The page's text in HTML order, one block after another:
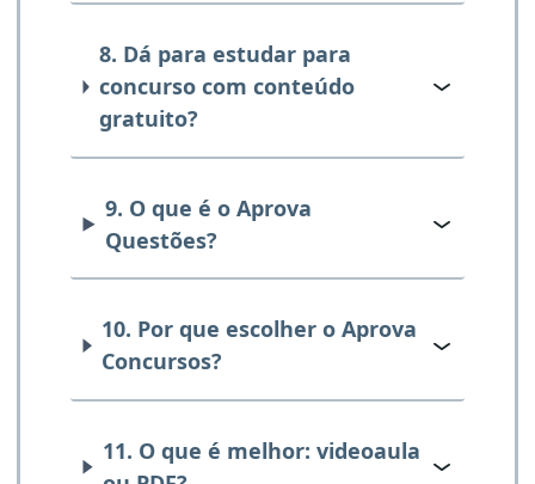
8. Dá para estudar para
concurso com conteúdo
gratuito?
9. O que é o Aprova
Questões?
10. Por que escolher o Aprova
Concursos?
11. O que é melhor: videoaula